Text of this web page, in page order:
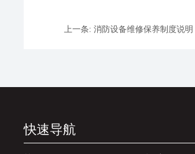
上一条:消防设备维修保养制度说明
快速导航